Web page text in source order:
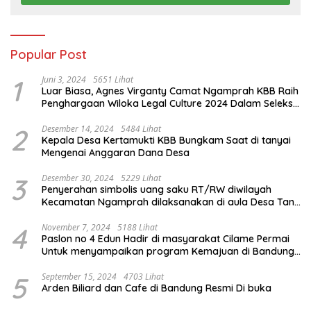
Popular Post
1 Juni 3, 2024 5651 Lihat
Luar Biasa, Agnes Virganty Camat Ngamprah KBB Raih
Penghargaan Wiloka Legal Culture 2024 Dalam Seleksi
2 Desember 14, 2024 5484 Lihat
Kepala Desa Kertamukti KBB Bungkam Saat di tanyai
Mengenai Anggaran Dana Desa
3 Desember 30, 2024 5229 Lihat
Penyerahan simbolis uang saku RT/RW diwilayah
Kecamatan Ngamprah dilaksanakan di aula Desa Tani
4 November 7, 2024 5188 Lihat
Paslon no 4 Edun Hadir di masyarakat Cilame Permai
Untuk menyampaikan program Kemajuan di Bandung
5 September 15, 2024 4703 Lihat
Arden Biliard dan Cafe di Bandung Resmi Di buka